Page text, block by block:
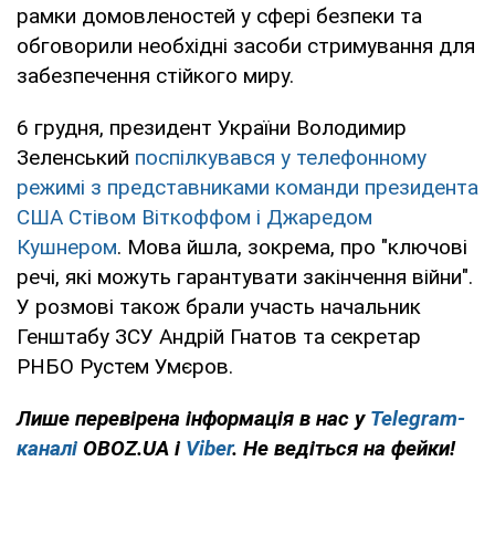
рамки домовленостей у сфері безпеки та
обговорили необхідні засоби стримування для
забезпечення стійкого миру.
6 грудня, президент України Володимир
Зеленський поспілкувався у телефонному
режимі з представниками команди президента
США Стівом Віткоффом і Джаредом
Кушнером. Мова йшла, зокрема, про "ключові
речі, які можуть гарантувати закінчення війни".
У розмові також брали участь начальник
Генштабу ЗСУ Андрій Гнатов та секретар
РНБО Рустем Умєров.
Лише перевірена інформація в нас у Telegram-
каналі OBOZ.UA і Viber. Не ведіться на фейки!